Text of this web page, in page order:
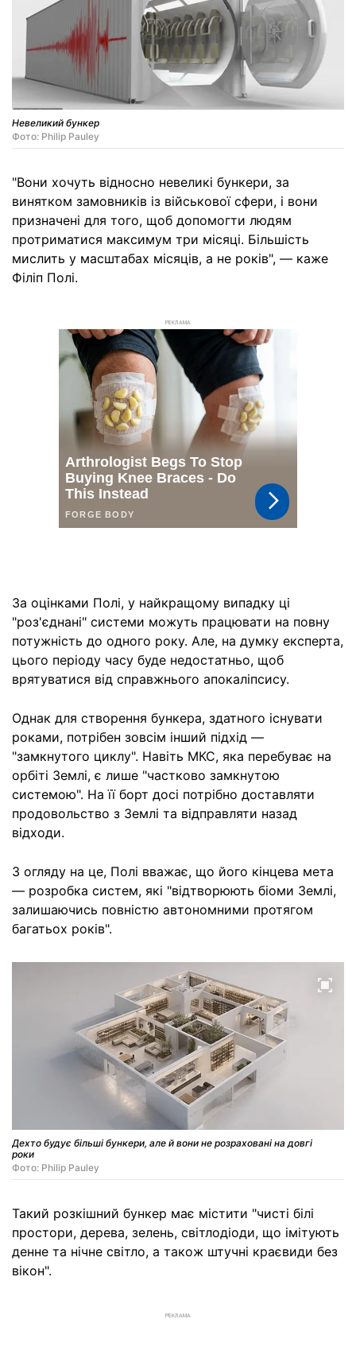
Невеликий бункер
Фото: Philip Pauley
"Вони хочуть відносно невеликі бункери, за
винятком замовників із військової сфери, і вони
призначені для того, щоб допомогти людям
протриматися максимум три місяці. Більшість
мислить у масштабах місяців, а не років", — каже
Філіп Полі.
РЕКЛАМА
За оцінками Полі, у найкращому випадку ці
"роз'єднані" системи можуть працювати на повну
потужність до одного року. Але, на думку експерта,
цього періоду часу буде недостатньо, щоб
врятуватися від справжнього апокаліпсису.
Однак для створення бункера, здатного існувати
роками, потрібен зовсім інший підхід —
"замкнутого циклу". Навіть МКС, яка перебуває на
орбіті Землі, є лише "частково замкнутою
системою". На її борт досі потрібно доставляти
продовольство з Землі та відправляти назад
відходи.
З огляду на це, Полі вважає, що його кінцева мета
— розробка систем, які "відтворюють біоми Землі,
залишаючись повністю автономними протягом
багатьох років".
Дехто будує більші бункери, але й вони не розраховані на довгі
роки
Фото: Philip Pauley
Такий розкішний бункер має містити "чисті білі
простори, дерева, зелень, світлодіоди, що імітують
денне та нічне світло, а також штучні краєвиди без
вікон".
РЕКЛАМА